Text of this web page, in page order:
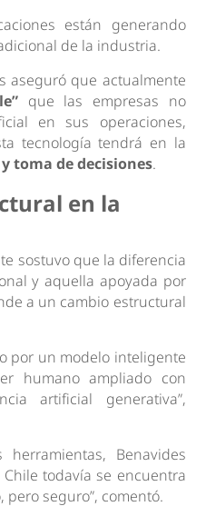
están generando
de la industria.
aseguró que actualmente
que las empresas no
en sus operaciones,
tecnología tendrá en la
toma de decisiones.
en la
sostuvo que la diferencia
y aquella apoyada por
a un cambio estructural
por un modelo inteligente
humano ampliado con
artificial generativa”,
Benavides
todavía se encuentra
pero seguro”, comentó.